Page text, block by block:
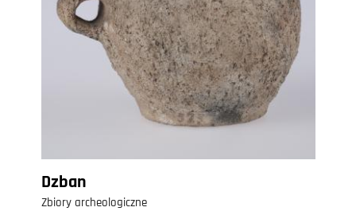
Dzban
Zbiory archeologiczne